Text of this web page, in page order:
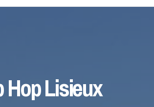
Hop Lisieux